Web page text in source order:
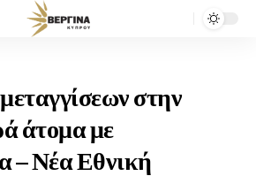
στην
άτομα με
– Νέα Εθνική